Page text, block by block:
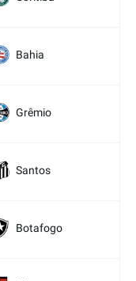
Bahia
Grêmio
Santos
Botafogo